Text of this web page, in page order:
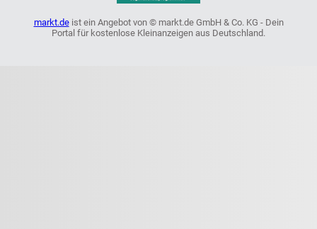
markt.deist ein Angebot von © markt.de GmbH & Co. KG - Dein
Portal für kostenlose Kleinanzeigen aus Deutschland.